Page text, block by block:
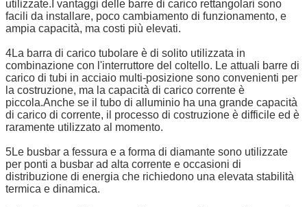
utilizzate.I vantaggi delle barre di carico rettangolari sono
facili da installare, poco cambiamento di funzionamento, e
ampia capacità, ma costi più elevati.
4La barra di carico tubolare è di solito utilizzata in
combinazione con l'interruttore del coltello. Le attuali barre di
carico di tubi in acciaio multi-posizione sono convenienti per
la costruzione, ma la capacità di carico corrente è
piccola.Anche se il tubo di alluminio ha una grande capacità
di carico di corrente, il processo di costruzione è difficile ed è
raramente utilizzato al momento.
5Le busbar a fessura e a forma di diamante sono utilizzate
per ponti a busbar ad alta corrente e occasioni di
distribuzione di energia che richiedono una elevata stabilità
termica e dinamica.